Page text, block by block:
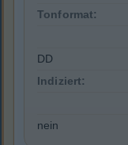
Tonformat:
DD
Indiziert:
nein